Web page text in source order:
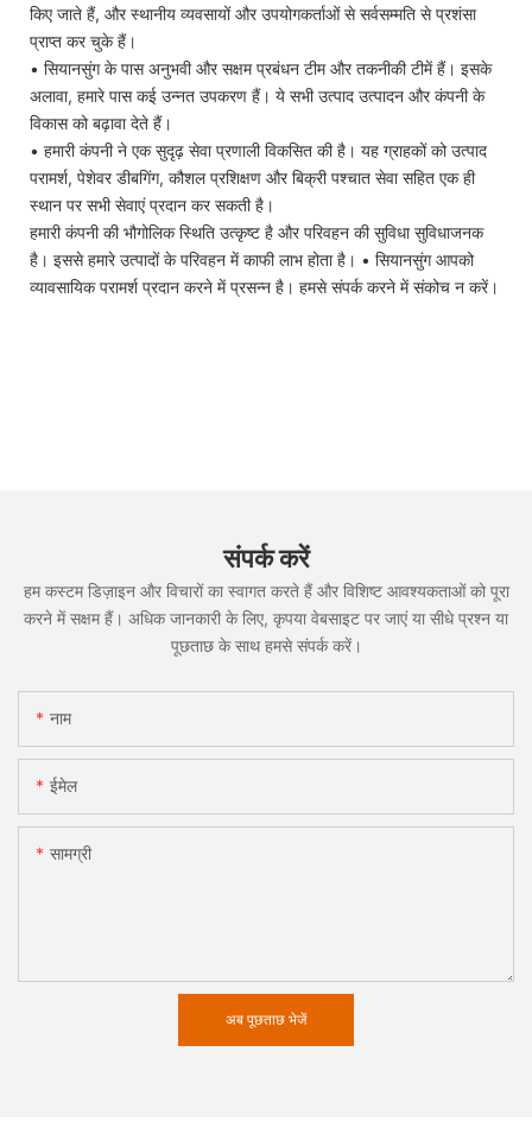
किए जाते हैं, और स्थानीय व्यवसायों और उपयोगकर्ताओं से सर्वसम्मति से प्रशंसा
प्राप्त कर चुके हैं।
• सियानसुंग के पास अनुभवी और सक्षम प्रबंधन टीम और तकनीकी टीमें हैं। इसके
अलावा, हमारे पास कई उन्नत उपकरण हैं। ये सभी उत्पाद उत्पादन और कंपनी के
विकास को बढ़ावा देते हैं।
• हमारी कंपनी ने एक सुदृढ़ सेवा प्रणाली विकसित की है। यह ग्राहकों को उत्पाद
परामर्श, पेशेवर डीबगिंग, कौशल प्रशिक्षण और बिक्री पश्चात सेवा सहित एक ही
स्थान पर सभी सेवाएं प्रदान कर सकती है।
हमारी कंपनी की भौगोलिक स्थिति उत्कृष्ट है और परिवहन की सुविधा सुविधाजनक
है। इससे हमारे उत्पादों के परिवहन में काफी लाभ होता है। • सियानसुंग आपको
व्यावसायिक परामर्श प्रदान करने में प्रसन्न है। हमसे संपर्क करने में संकोच न करें।
संपर्क करें
हम कस्टम डिज़ाइन और विचारों का स्वागत करते हैं और विशिष्ट आवश्यकताओं को पूरा
करने में सक्षम हैं। अधिक जानकारी के लिए, कृपया वेबसाइट पर जाएं या सीधे प्रश्न या
पूछताछ के साथ हमसे संपर्क करें।
नाम
ईमेल
सामग्री
अब पूछताछ भेजें